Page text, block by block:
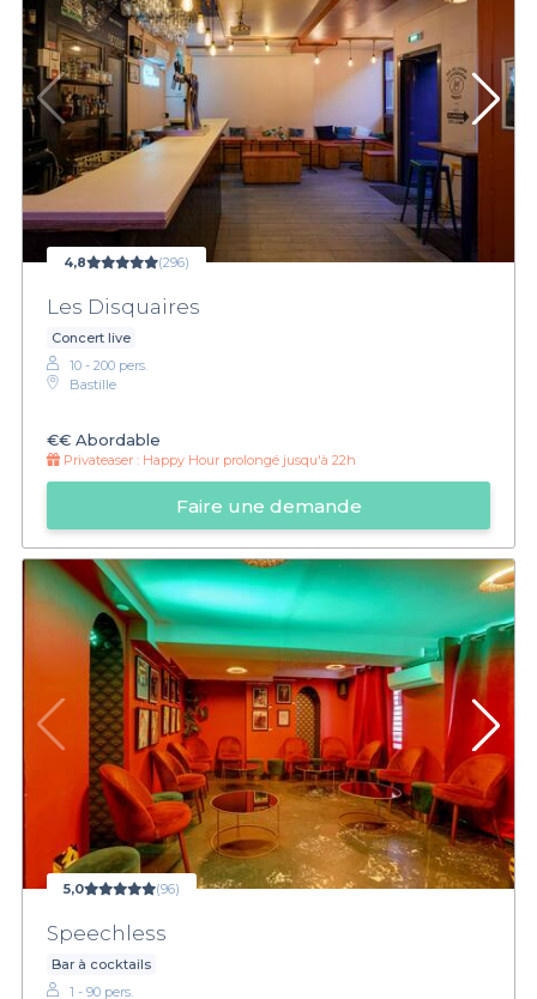
4,8 (296)
Les Disquaires
Concert live
10 - 200 pers.
Bastille
€€ Abordable
Privateaser : Happy Hour prolongé jusqu'à 22h
Faire une demande
5,0 (96)
Speechless
Bar à cocktails
1 - 90 pers.